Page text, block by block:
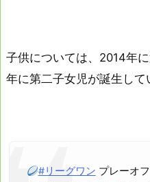
子供については、2014年
年に第二子女児が誕生して
#リーグワン プレーオフ